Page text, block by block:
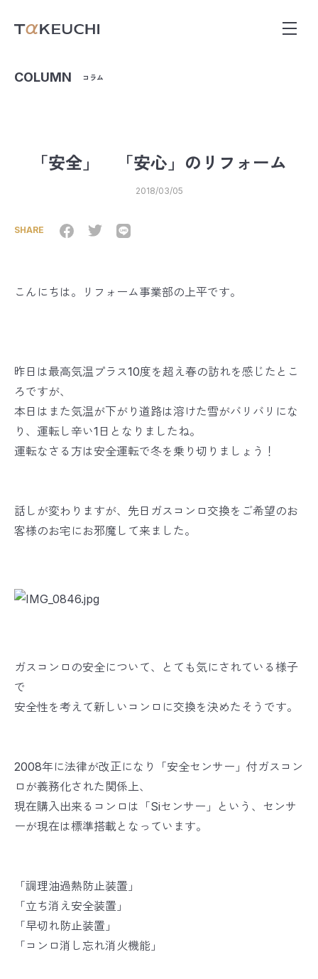
COLUMN コラム
「安全」 「安心」のリフォーム
2018/03/05
SHARE
こんにちは。リフォーム事業部の上平です。
昨日は最高気温プラス10度を超え春の訪れを感じたとこ
ろですが、
本日はまた気温が下がり道路は溶けた雪がバリバリにな
り、運転し辛い1日となりましたね。
運転なさる方は安全運転で冬を乗り切りましょう！
話しが変わりますが、先日ガスコンロ交換をご希望のお
客様のお宅にお邪魔して来ました。
ガスコンロの安全について、とても気にされている様子
で
安全性を考えて新しいコンロに交換を決めたそうです。
2008年に法律が改正になり「安全センサー」付ガスコン
ロが義務化された関係上、
現在購入出来るコンロは「Siセンサー」という、センサ
ーが現在は標準搭載となっています。
「調理油過熱防止装置」
「立ち消え安全装置」
「早切れ防止装置」
「コンロ消し忘れ消火機能」